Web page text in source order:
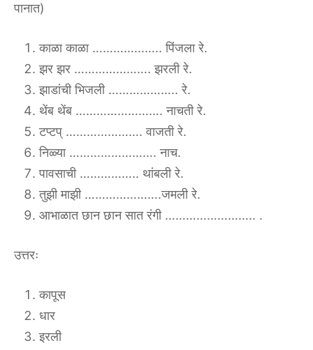
पानात)
काळा काळा ……………….. पिंजला रे.
झर झर …………………. झरली रे.
झाडांची भिजली ……………….. रे.
थेंब थेंब ……………………. नाचती रे.
टप्टप् …………………. वाजती रे.
निळ्या ……………………. नाच.
पावसाची …………….. थांबली रे.
तुझी माझी ………………….जमली रे.
आभाळात छान छान सात रंगी …………………….. .
उत्तरः
कापूस
धार
इरली